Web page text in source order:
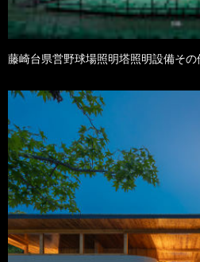
藤崎台県営野球場照明塔照明設備そ